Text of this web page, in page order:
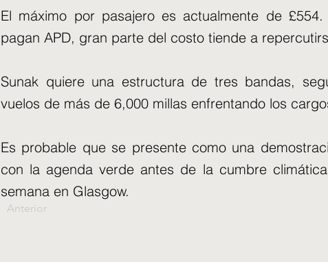
El máximo por pasajero es actualmente de
pagan APD, gran parte del costo tiende a
Sunak quiere una estructura de tres bandas,
vuelos de más de 6,000 millas enfrentando los
Es probable que se presente como una
con la agenda verde antes de la cumbre
semana en Glasgow.
Anterior